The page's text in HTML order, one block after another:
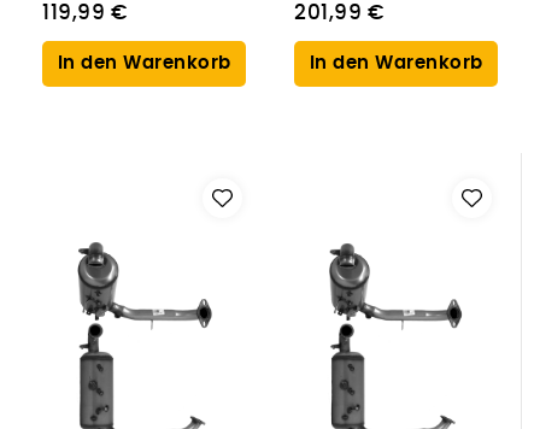
119,99 €
In den Warenkorb
201,99 €
In den Warenkorb